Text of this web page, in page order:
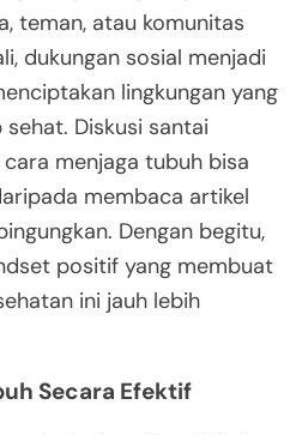
teman, atau komunitas
dukungan sosial menjadi
lingkungan yang
Diskusi santai
menjaga tubuh bisa
membaca artikel
Dengan begitu,
positif yang membuat
ini jauh lebih
Secara Efektif